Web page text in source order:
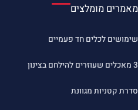
מאמרים מומלצים
שימושים לכלים חד פעמיים
3 מאכלים שעוזרים להילחם בצינון
סדרת קטניות מגוונת